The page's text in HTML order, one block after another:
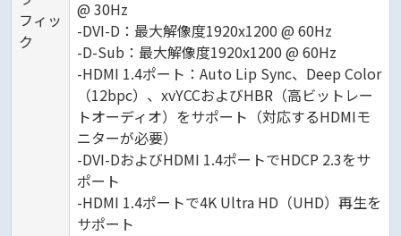
フィッ
ク
@ 30Hz
-DVI-D：最大解像度1920x1200 @ 60Hz
-D-Sub：最大解像度1920x1200 @ 60Hz
-HDMI 1.4ポート：Auto Lip Sync、Deep Color
（12bpc）、xvYCCおよびHBR（高ビットレー
トオーディオ）をサポート（対応するHDMIモ
ニターが必要）
-DVI-DおよびHDMI 1.4ポートでHDCP 2.3をサ
ポート
-HDMI 1.4ポートで4K Ultra HD（UHD）再生を
サポート